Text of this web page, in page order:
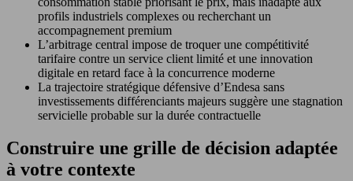
profils industriels complexes ou recherchant un
accompagnement premium
L’arbitrage central impose de troquer une compétitivité
tarifaire contre un service client limité et une innovation
digitale en retard face à la concurrence moderne
La trajectoire stratégique défensive d’Endesa sans
investissements différenciants majeurs suggère une stagnation
servicielle probable sur la durée contractuelle
Construire une grille de décision adaptée
à votre contexte